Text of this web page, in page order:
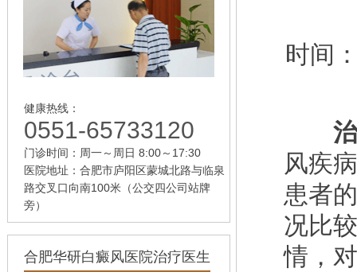
女性
老年
胸背部
手部
白癜风常识
健康热线：
0551-65733120
门诊时间：周一～周日 8:00～17:30
医院地址：合肥市庐阳区蒙城北路与临泉
路交叉口向南100米（公交四公司站牌
旁）
合肥华研白癜风医院治疗医生
时间
风疾
患者
况比
情，